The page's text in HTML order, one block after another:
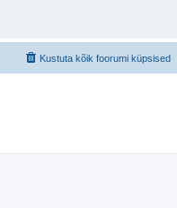
Kustuta kõik foorumi küpsised